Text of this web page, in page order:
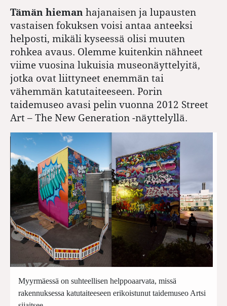
Tämän hieman hajanaisen ja lupausten
vastaisen fokuksen voisi antaa anteeksi
helposti, mikäli kyseessä olisi muuten
rohkea avaus. Olemme kuitenkin nähneet
viime vuosina lukuisia museonäyttelyitä,
jotka ovat liittyneet enemmän tai
vähemmän katutaiteeseen. Porin
taidemuseo avasi pelin vuonna 2012 Street
Art – The New Generation -näyttelyllä.
Myyrmäessä on suhteellisen helppoaarvata, missä
rakennuksessa katutaiteeseen erikoistunut taidemuseo Artsi